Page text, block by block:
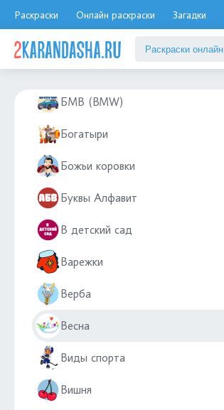
Раскраски Онлайн раскраски Загадки
Бетономешалка
БМВ (BMW)
Богатыри
Божьи коровки
Буквы Алфавит
В детский сад
Варежки
Верба
Весна
Виды спорта
Вишня